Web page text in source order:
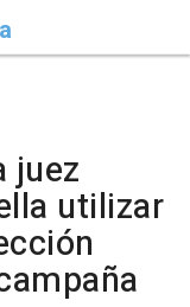
juez
utilizar